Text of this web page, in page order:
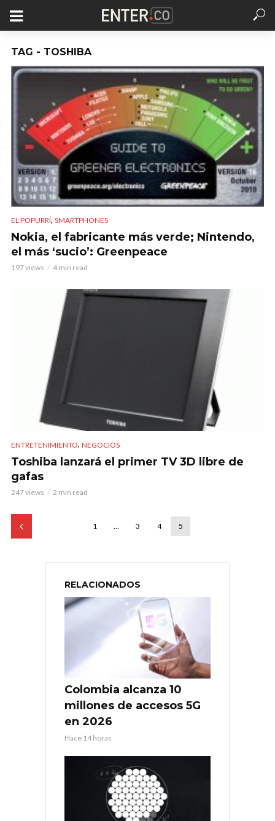
TAG - TOSHIBA
EL POPURRÍ, SMARTPHONES
Nokia, el fabricante más verde; Nintendo,
el más ‘sucio’: Greenpeace
197 views 4 min read
ENTRETENIMIENTO, NEGOCIOS
Toshiba lanzará el primer TV 3D libre de
gafas
247 views 2 min read
1 … 3 4 5
RELACIONADOS
Colombia alcanza 10
millones de accesos 5G
en 2026
Hace 14 horas